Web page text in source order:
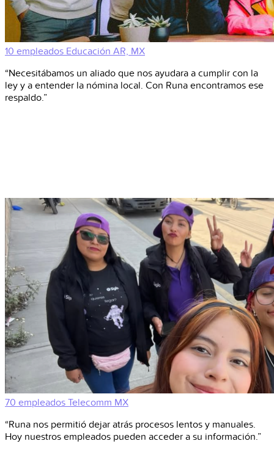
10 empleados Educación AR, MX
“Necesitábamos un aliado que nos ayudara a cumplir con la
ley y a entender la nómina local. Con Runa encontramos ese
respaldo.”
70 empleados Telecomm MX
“Runa nos permitió dejar atrás procesos lentos y manuales.
Hoy nuestros empleados pueden acceder a su información.”